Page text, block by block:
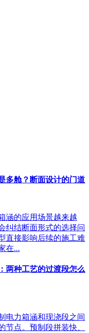
多舱？断面设计的门道
涵的应用场景越来越
纠结断面形式的选择问
直接影响后续的施工难
在...
两种工艺的过渡段怎么
电力箱涵和现浇段之间
节点。预制段拼装快、